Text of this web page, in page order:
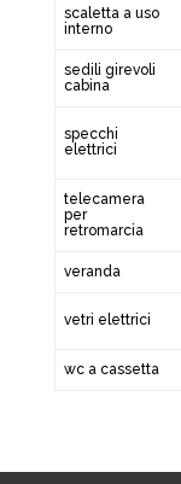
scaletta a uso
interno
sedili girevoli
cabina
specchi
elettrici
telecamera
per
retromarcia
veranda
vetri elettrici
wc a cassetta